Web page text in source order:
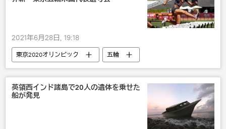
2021年6月28日, 19:18
東京2020オリンピック 五輪
英領西インド諸島で20人の遺体を乗せた
船が発見